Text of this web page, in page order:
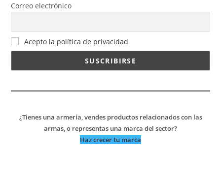
Correo electrónico
Acepto la política de privacidad
¿Tienes una armería, vendes productos relacionados con las
armas, o representas una marca del sector?
Haz crecer tu marca